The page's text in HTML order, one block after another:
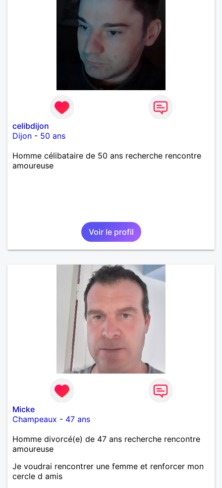
celibdijon
Dijon - 50 ans
Homme célibataire de 50 ans recherche rencontre
amoureuse
Voir le profil
Micke
Champeaux - 47 ans
Homme divorcé(e) de 47 ans recherche rencontre
amoureuse
Je voudrai rencontrer une femme et renforcer mon
cercle d amis